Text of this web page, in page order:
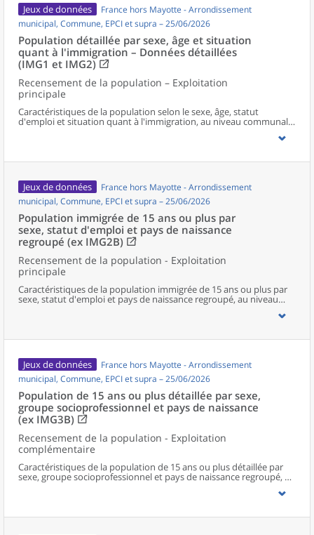
Jeux de données
France hors Mayotte - Arrondissement
municipal, Commune, EPCI et supra – 25/06/2026
Population détaillée par sexe, âge et situation
quant à l'immigration – Données détaillées
(IMG1 et IMG2)
Recensement de la population – Exploitation
principale
Caractéristiques de la population selon le sexe, âge, statut
d'emploi et situation quant à l'immigration, au niveau communal
et supracommunal pour la France hors Mayotte.
Jeux de données
France hors Mayotte - Arrondissement
municipal, Commune, EPCI et supra – 25/06/2026
Population immigrée de 15 ans ou plus par
sexe, statut d'emploi et pays de naissance
regroupé (ex IMG2B)
Recensement de la population - Exploitation
principale
Caractéristiques de la population immigrée de 15 ans ou plus par
sexe, statut d'emploi et pays de naissance regroupé, au niveau
communal et supracommunal pour la France hors Mayotte
Jeux de données
France hors Mayotte - Arrondissement
municipal, Commune, EPCI et supra – 25/06/2026
Population de 15 ans ou plus détaillée par sexe,
groupe socioprofessionnel et pays de naissance
(ex IMG3B)
Recensement de la population - Exploitation
complémentaire
Caractéristiques de la population de 15 ans ou plus détaillée par
sexe, groupe socioprofessionnel et pays de naissance regroupé, au
niveau communal et supracommunal pour la France hors Mayotte